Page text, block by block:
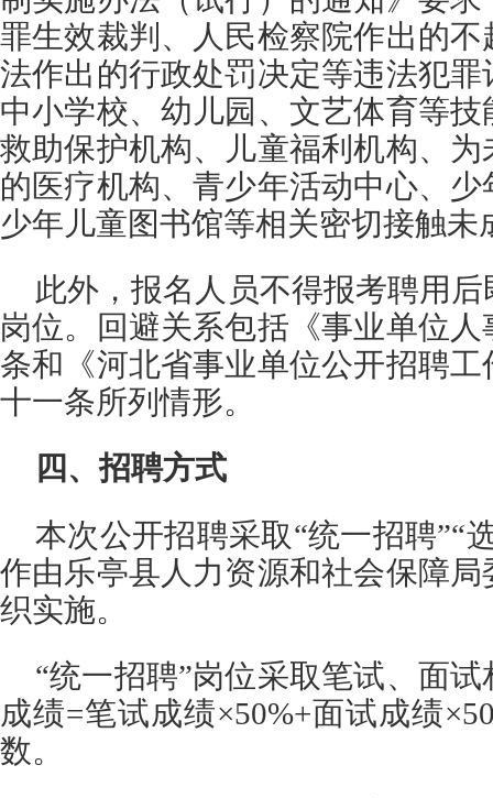
罪生效裁判、人民检察院作出的
法作出的行政处罚决定等违法犯
中小学校、幼儿园、文艺体育等
救助保护机构、儿童福利机构、
的医疗机构、青少年活动中心、
少年儿童图书馆等相关密切接触未
此外，报名人员不得报考聘用
岗位。回避关系包括《事业单位
条和《河北省事业单位公开招聘
十一条所列情形。
四、招聘方式
本次公开招聘采取“统一招聘”“
作由乐亭县人力资源和社会保障
织实施。
“统一招聘”岗位采取笔试、面
成绩=笔试成绩×50%+面试成绩
数。